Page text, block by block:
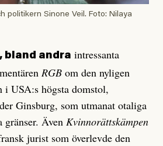
politikern Sinone Veil. Foto: Nilaya
bland andra intressanta
RGB om den nyligen
i USA:s högsta domstol,
Ginsburg, som utmanat otaliga
gränser. Även Kvinnorättskämpen
jurist som överlevde den